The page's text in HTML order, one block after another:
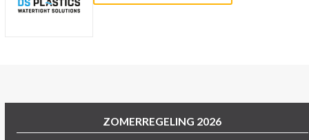
ZOMERREGELING 2026